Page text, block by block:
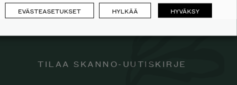
TILAA SKANNO-UUTISKIRJE
EVÄSTEASETUKSET HYLKÄÄ HYVÄKSY